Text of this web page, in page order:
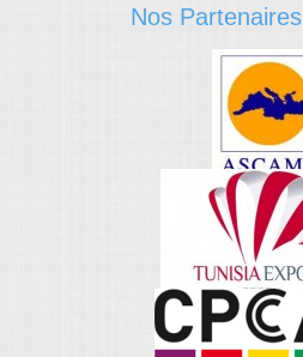
Nos Partenaires